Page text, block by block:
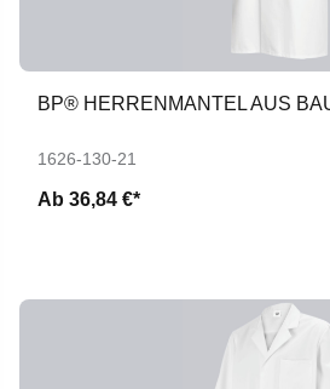
BP® HERRENMANTEL AUS
1626-130-21
Ab 36,84 €*